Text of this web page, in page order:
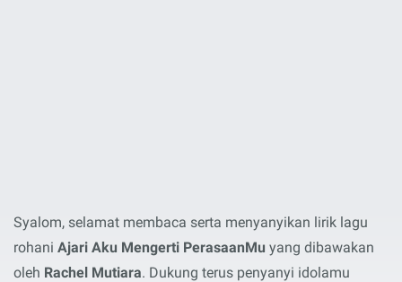
Syalom, selamat membaca serta menyanyikan lirik lagu
rohani Ajari Aku Mengerti PerasaanMu yang dibawakan
oleh Rachel Mutiara. Dukung terus penyanyi idolamu